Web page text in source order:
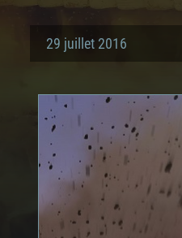
29 juillet 2016